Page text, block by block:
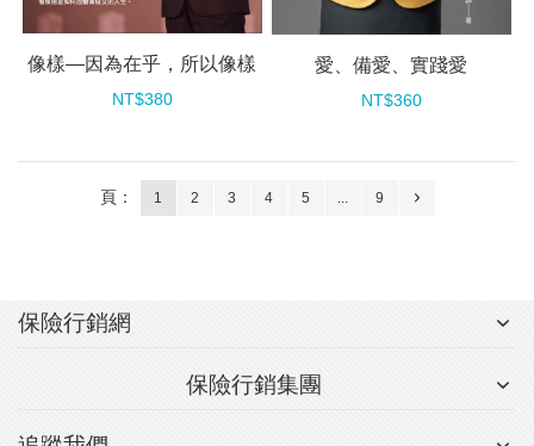
像樣—因為在乎，所以像樣
NT$380
愛、備愛、實踐愛
NT$360
頁： 1 2 3 4 5 ... 9
保險行銷網
保險行銷集團